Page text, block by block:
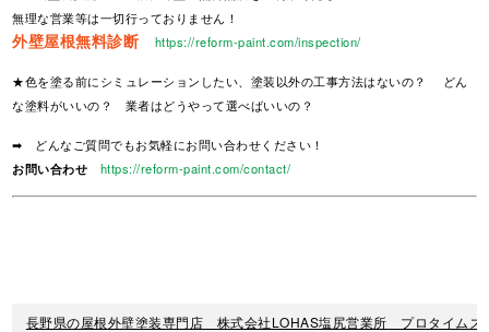
無理な営業等は一切行っておりません！
外壁屋根無料診断 https://reform-paint.com/inspection/
★色を塗る前にシミュレーションしたい、塗装以外の工事方法はないの？ どん
な塗料がいいの？ 業者はどうやって選べばいいの？
➡ どんなご質問でもお気軽にお問い合わせください！
お問い合わせ
https://reform-paint.com/contact/
長野県の屋根外壁塗装専門店 株式会社LOHAS塩尻営業所 プロタイムズ